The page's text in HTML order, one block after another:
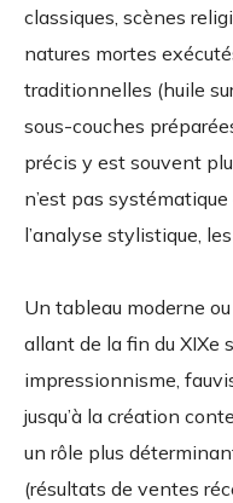
classiques, scènes
natures mortes
traditionnelles (huile
sous-couches
précis y est souvent
n’est pas
l’analyse stylistique,
Un tableau moderne
allant de la fin du XIXe
impressionnisme,
jusqu’à la création
un rôle plus
(résultats de ventes